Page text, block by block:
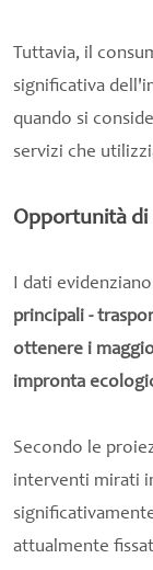
Tuttavia, il
significativa
quando si
servizi che
Opportunità
I dati
principali -
ottenere i
impronta
Secondo le
interventi mirati
attualmente